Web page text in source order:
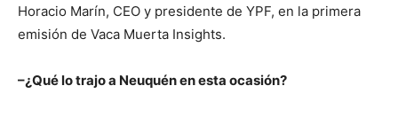
Horacio Marín, CEO y presidente de YPF, en la primera
emisión de Vaca Muerta Insights.
–¿Qué lo trajo a Neuquén en esta ocasión?